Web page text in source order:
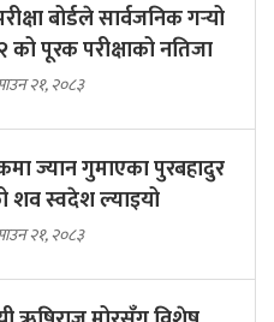
परीक्षा बोर्डले सार्वजनिक गर्‍यो
को पूरक परीक्षाको नतिजा
२१, २०८३
ज्यान गुमाएका पुरबहादुर
स्वदेश ल्याइयो
२१, २०८३